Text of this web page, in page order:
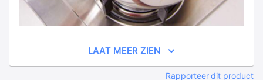
LAAT MEER ZIEN
Rapporteer dit product